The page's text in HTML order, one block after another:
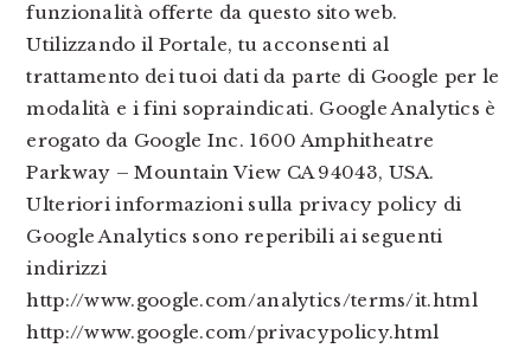
funzionalità offerte da questo sito web.
Utilizzando il Portale, tu acconsenti al
trattamento dei tuoi dati da parte di Google per le
modalità e i fini sopraindicati. Google Analytics è
erogato da Google Inc. 1600 Amphitheatre
Parkway – Mountain View CA 94043, USA.
Ulteriori informazioni sulla privacy policy di
Google Analytics sono reperibili ai seguenti
indirizzi
http://www.google.com/analytics/terms/it.html
http://www.google.com/privacypolicy.html